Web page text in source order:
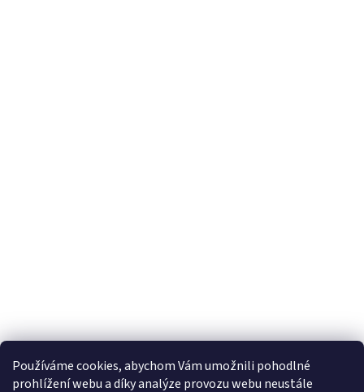
Používáme cookies, abychom Vám umožnili pohodlné
prohlížení webu a díky analýze provozu webu neustále